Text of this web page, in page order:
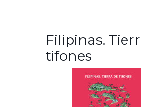
Filipinas.
tifones